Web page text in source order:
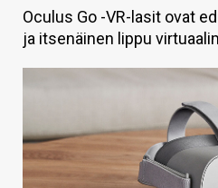
HINTA.FI
KAUPPA
Oculus Go -VR-lasit ovat
ja itsenäinen lippu